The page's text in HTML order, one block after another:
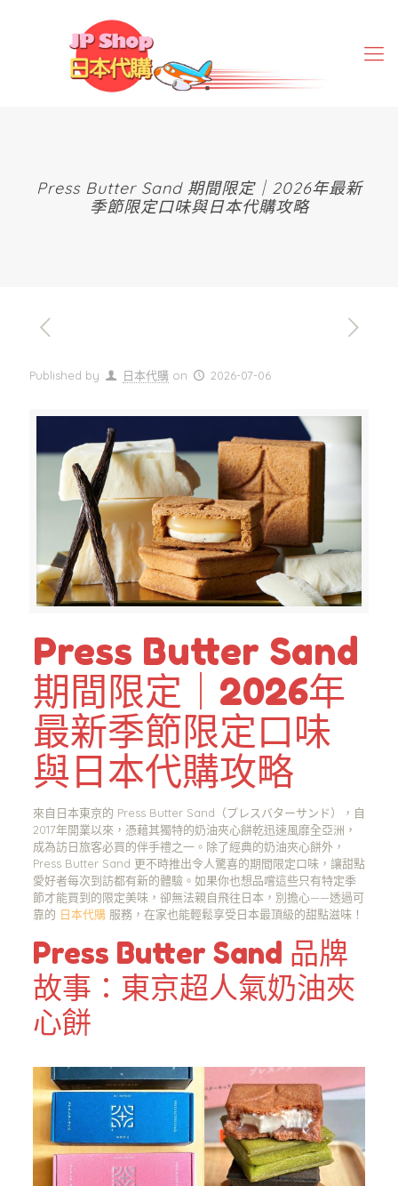
Press Butter Sand 期間限定｜2026年最新
季節限定口味與日本代購攻略
Published by 日本代購 on 2026-07-06
Press Butter Sand
期間限定｜2026年
最新季節限定口味
與日本代購攻略
來自日本東京的 Press Butter Sand（プレスバターサンド），自
2017年開業以來，憑藉其獨特的奶油夾心餅乾迅速風靡全亞洲，
成為訪日旅客必買的伴手禮之一。除了經典的奶油夾心餅外，
Press Butter Sand 更不時推出令人驚喜的期間限定口味，讓甜點
愛好者每次到訪都有新的體驗。如果你也想品嚐這些只有特定季
節才能買到的限定美味，卻無法親自飛往日本，別擔心——透過可
靠的 日本代購服務，在家也能輕鬆享受日本最頂級的甜點滋味！
Press Butter Sand 品牌
故事：東京超人氣奶油夾
心餅